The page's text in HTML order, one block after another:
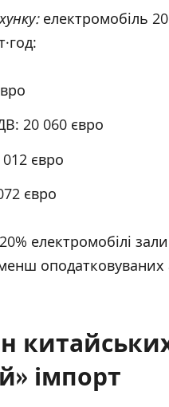
електромобіль
20 060 євро
євро
євро
електромобілі
оподатковуваних
імпорт